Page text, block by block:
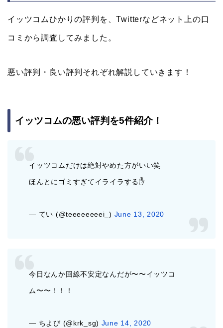
イッツコムひかりの評判を、Twitterなどネット上の口
コミから調査してみました。
悪い評判・良い評判それぞれ解説していきます！
イッツコムの悪い評判を5件紹介！
イッツコムだけは絶対やめた方がいい笑
ほんとにゴミすぎてイライラする✋
— てい (@teeeeeeeei_) June 13, 2020
今日なんか回線不安定なんだが〜〜イッツコ
ム〜〜！！！
— ちよび (@krk_sg) June 14, 2020